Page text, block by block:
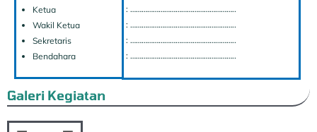
Ketua
Wakil Ketua
Sekretaris
Bendahara
: ………………………………………………..
: ………………………………………………..
: ………………………………………………..
: ………………………………………………..
Galeri Kegiatan